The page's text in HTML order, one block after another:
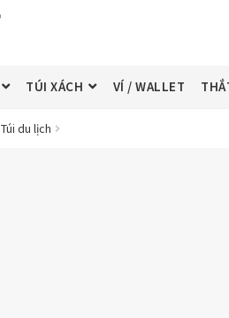
TÚI XÁCH VÍ / WALLET
Túi du lịch